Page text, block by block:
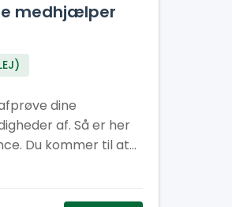
medhjælper
dine
af. Så er her
Du kommer til at